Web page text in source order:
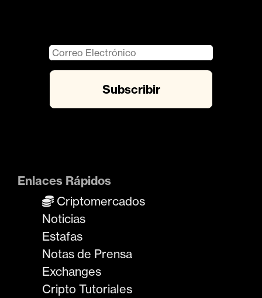
Enlaces Rápidos
Criptomercados
Noticias
Estafas
Notas de Prensa
Exchanges
Cripto Tutoriales